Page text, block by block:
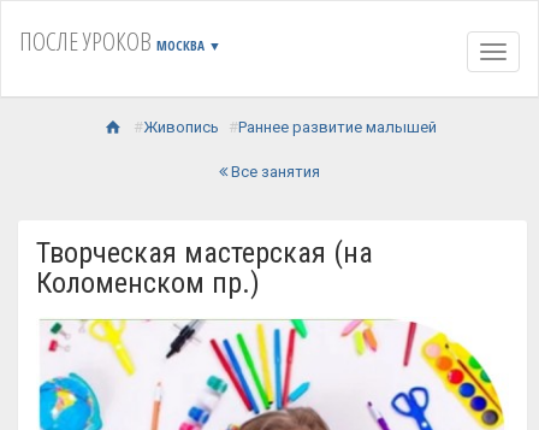
ПОСЛЕ УРОКОВ МОСКВА ▼
Живопись Раннее развитие малышей
Все занятия
Творческая мастерская (на
Коломенском пр.)